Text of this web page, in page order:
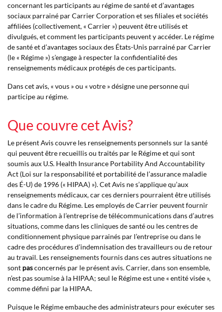
concernant les participants au régime de santé et d’avantages
sociaux parrainé par Carrier Corporation et ses filiales et sociétés
affiliées (collectivement, « Carrier ») peuvent être utilisés et
divulgués, et comment les participants peuvent y accéder. Le régime
de santé et d’avantages sociaux des États-Unis parrainé par Carrier
(le « Régime ») s’engage à respecter la confidentialité des
renseignements médicaux protégés de ces participants.
Dans cet avis, « vous » ou « votre » désigne une personne qui
participe au régime.
Que couvre cet Avis?
Le présent Avis couvre les renseignements personnels sur la santé
qui peuvent être recueillis ou traités par le Régime et qui sont
soumis aux U.S. Health Insurance Portability And Accountability
Act (Loi sur la responsabilité et portabilité de l’assurance maladie
des É-U) de 1996 (« HIPAA) »). Cet Avis ne s’applique qu’aux
renseignements médicaux, car ces derniers pourraient être utilisés
dans le cadre du Régime. Les employés de Carrier peuvent fournir
de l’information à l’entreprise de télécommunications dans d’autres
situations, comme dans les cliniques de santé ou les centres de
conditionnement physique parrainés par l’entreprise ou dans le
cadre des procédures d’indemnisation des travailleurs ou de retour
au travail. Les renseignements fournis dans ces autres situations ne
sont pasconcernés par le présent avis. Carrier, dans son ensemble,
n’est pas soumise à la HIPAA; seul le Régime est une « entité visée »,
comme défini par la HIPAA.
Puisque le Régime embauche des administrateurs pour exécuter ses